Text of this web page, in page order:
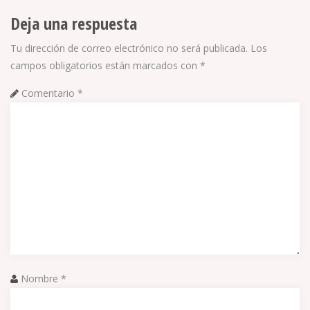
Deja una respuesta
Tu dirección de correo electrónico no será publicada. Los
campos obligatorios están marcados con *
Comentario *
Nombre *